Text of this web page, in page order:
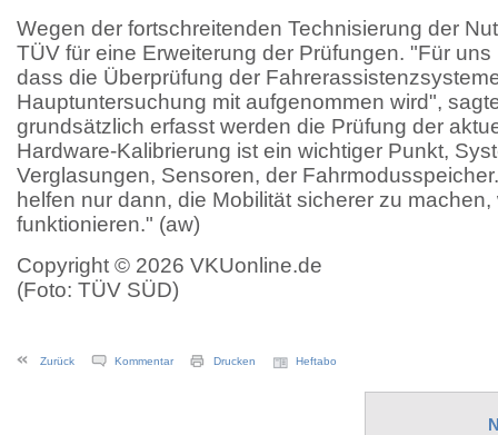
Wegen der fortschreitenden Technisierung der
TÜV für eine Erweiterung der Prüfungen. "Für
dass die Überprüfung der
Hauptuntersuchung mit aufgenommen wird",
grundsätzlich erfasst werden die Prüfung der
Hardware-Kalibrierung ist ein wichtiger Punkt,
Verglasungen, Sensoren, der
helfen nur dann, die Mobilität sicherer zu
funktionieren." (aw)
Copyright © 2026 VKUonline.de
(Foto: TÜV SÜD)
Zurück Kommentar Drucken Heftabo